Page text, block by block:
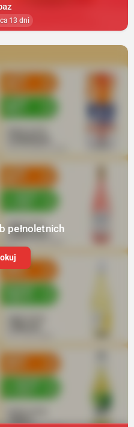
13 dni
pełnoletnich